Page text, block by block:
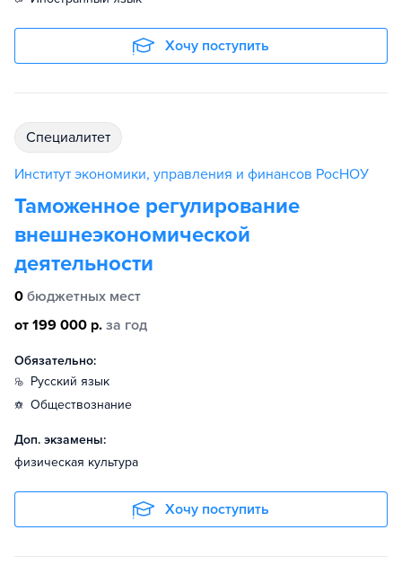
Хочу поступить
специалитет
Институт экономики, управления и финансов РосНОУ
Таможенное регулирование
внешнеэкономической
деятельности
0 бюджетных мест
от 199 000 р. за год
Обязательно:
русский язык
обществознание
Доп. экзамены:
физическая культура
Хочу поступить